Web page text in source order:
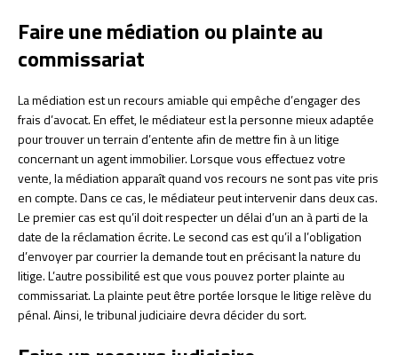
Faire une médiation ou plainte au
commissariat
La médiation est un recours amiable qui empêche d’engager des
frais d’avocat. En effet, le médiateur est la personne mieux adaptée
pour trouver un terrain d’entente afin de mettre fin à un litige
concernant un agent immobilier. Lorsque vous effectuez votre
vente, la médiation apparaît quand vos recours ne sont pas vite pris
en compte. Dans ce cas, le médiateur peut intervenir dans deux cas.
Le premier cas est qu’il doit respecter un délai d’un an à parti de la
date de la réclamation écrite. Le second cas est qu’il a l’obligation
d’envoyer par courrier la demande tout en précisant la nature du
litige. L’autre possibilité est que vous pouvez porter plainte au
commissariat. La plainte peut être portée lorsque le litige relève du
pénal. Ainsi, le tribunal judiciaire devra décider du sort.